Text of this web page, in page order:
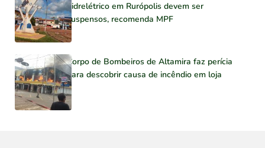
hidrelétrico em Rurópolis devem ser
suspensos, recomenda MPF
Corpo de Bombeiros de Altamira faz perícia
para descobrir causa de incêndio em loja